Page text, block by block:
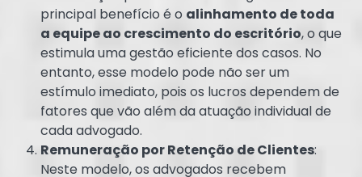
principal benefício é o alinhamento de toda
a equipe ao crescimento do escritório, o que
estimula uma gestão eficiente dos casos. No
entanto, esse modelo pode não ser um
estímulo imediato, pois os lucros dependem de
fatores que vão além da atuação individual de
cada advogado.
Remuneração por Retenção de Clientes:
Neste modelo, os advogados recebem